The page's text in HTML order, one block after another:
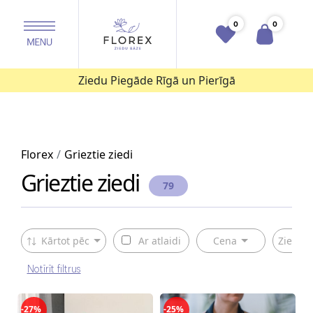
0 0
Ziedu Piegāde Rīgā un Pierīgā
Florex Grieztie ziedi
Grieztie ziedi 79
Kārtot pēc Ar atlaidi Cena Ziedu
Notīrīt filtrus
-27% -25%